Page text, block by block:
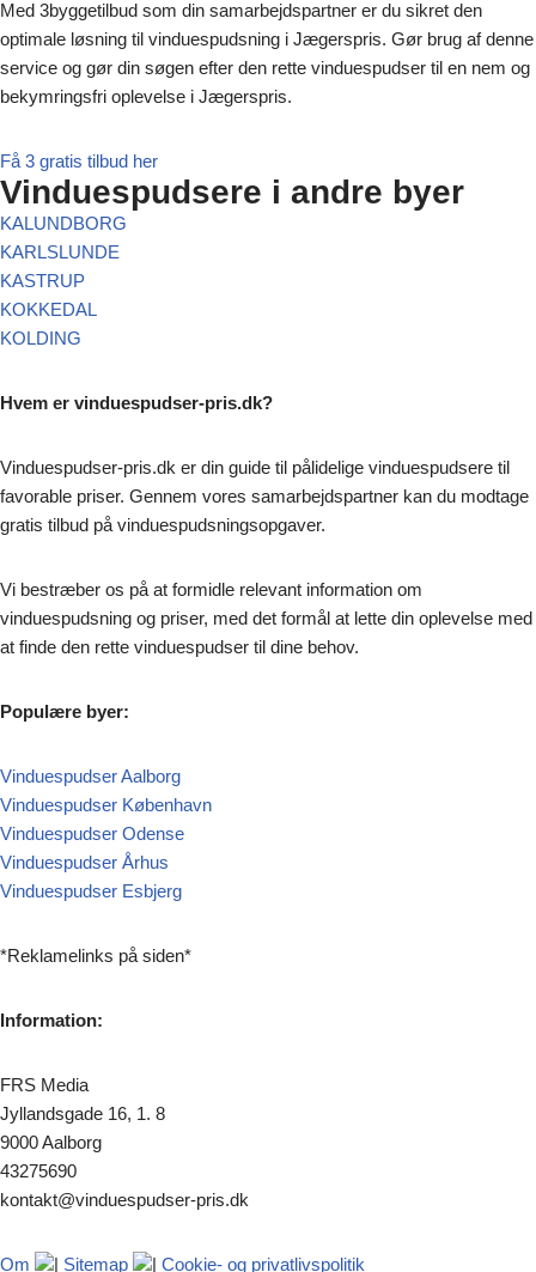
Med 3byggetilbud som din samarbejdspartner er du sikret den
optimale løsning til vinduespudsning i Jægerspris. Gør brug af denne
service og gør din søgen efter den rette vinduespudser til en nem og
bekymringsfri oplevelse i Jægerspris.
Få 3 gratis tilbud her
Vinduespudsere i andre byer
KALUNDBORG
KARLSLUNDE
KASTRUP
KOKKEDAL
KOLDING
Hvem er vinduespudser-pris.dk?
Vinduespudser-pris.dk er din guide til pålidelige vinduespudsere til
favorable priser. Gennem vores samarbejdspartner kan du modtage
gratis tilbud på vinduespudsningsopgaver.
Vi bestræber os på at formidle relevant information om
vinduespudsning og priser, med det formål at lette din oplevelse med
at finde den rette vinduespudser til dine behov.
Populære byer:
Vinduespudser Aalborg
Vinduespudser København
Vinduespudser Odense
Vinduespudser Århus
Vinduespudser Esbjerg
*Reklamelinks på siden*
Information:
FRS Media
Jyllandsgade 16, 1. 8
9000 Aalborg
43275690
kontakt@vinduespudser-pris.dk
Om | Sitemap | Cookie- og privatlivspolitik